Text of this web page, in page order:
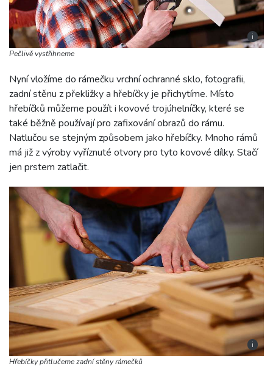
i
Pečlivě vystřihneme
Nyní vložíme do rámečku vrchní ochranné sklo, fotografii,
zadní stěnu z překližky a hřebíčky je přichytíme. Místo
hřebíčků můžeme použít i kovové trojúhelníčky, které se
také běžně používají pro zafixování obrazů do rámu.
Natlučou se stejným způsobem jako hřebíčky. Mnoho rámů
má již z výroby vyříznuté otvory pro tyto kovové dílky. Stačí
jen prstem zatlačit.
i
Hřebíčky přitlučeme zadní stěny rámečků